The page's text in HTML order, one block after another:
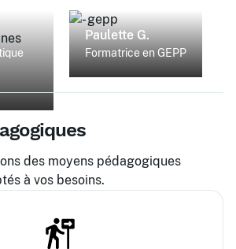
Paulette G.
Formatrice en GEPP
des moyens pédagogiques
à vos besoins.